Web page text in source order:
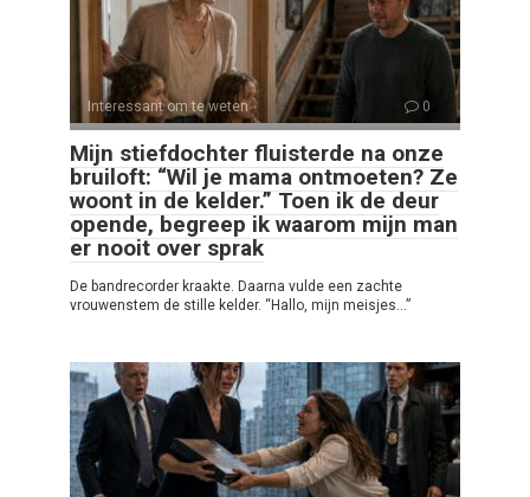
Interessant om te weten 0
Mijn stiefdochter fluisterde na onze
bruiloft: “Wil je mama ontmoeten? Ze
woont in de kelder.” Toen ik de deur
opende, begreep ik waarom mijn man
er nooit over sprak
De bandrecorder kraakte. Daarna vulde een zachte
vrouwenstem de stille kelder. “Hallo, mijn meisjes…”